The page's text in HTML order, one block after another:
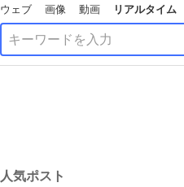
ウェブ 画像 動画 リアルタイム
人気ポスト